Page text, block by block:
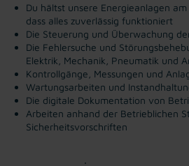
Du hältst unsere Energieanlagen
dass alles zuverlässig funktioniert
Die Steuerung und Überwachung
Die Fehlersuche und
Elektrik, Mechanik, Pneumatik und
Kontrollgänge, Messungen und
Wartungsarbeiten und
Die digitale Dokumentation von
Arbeiten anhand der Betrieblichen
Sicherheitsvorschriften